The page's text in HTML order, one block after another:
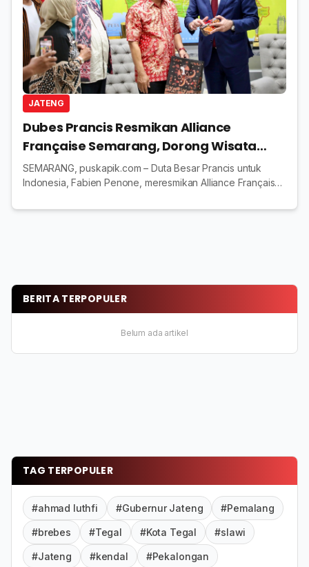
JATENG
Dubes Prancis Resmikan Alliance
Française Semarang, Dorong Wisata
Heritage Jawa Tengah
SEMARANG, puskapik.com – Duta Besar Prancis untuk
Indonesia, Fabien Penone, meresmikan Alliance Française
kebudayaan ini menjadi bagian dari jaringan...
BERITA TERPOPULER
Belum ada artikel
TAG TERPOPULER
#ahmad luthfi #Gubernur Jateng #Pemalang
#brebes #Tegal #Kota Tegal #slawi
#Jateng #kendal #Pekalongan